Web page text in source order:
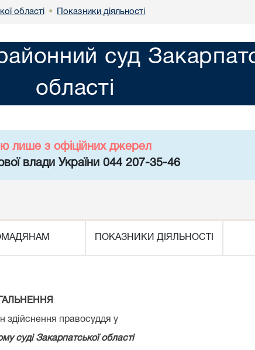
області • Показники діяльності
суд
області
лише з офіційних джерел
влади України 044 207-35-46
ПОКАЗНИКИ ДІЯЛЬНОСТІ
здійснення правосуддя у
суді Закарпатської області